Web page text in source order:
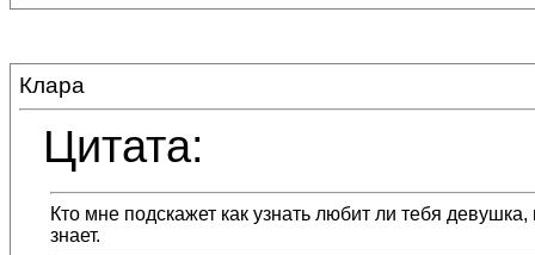
Клара
Цитата:
Кто мне подскажет как узнать любит ли тебя
знает.